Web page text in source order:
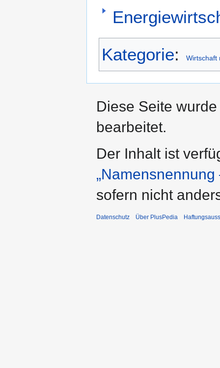
Kategorie: Wirtschaft
Diese Seite
bearbeitet.
Der Inhalt ist
sofern nicht
Datenschutz Über PlusPedia